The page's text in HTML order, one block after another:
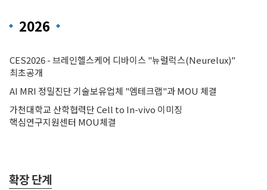
2026
CES2026 - 브레인헬스케어 디바이스 "뉴럴럭스(Neurelux)"
최초공개
AI MRI 정밀진단 기술보유업체 "엠테크랩"과 MOU 체결
가천대학교 산학협력단 Cell to In-vivo 이미징
핵심연구지원센터 MOU체결
확장 단계